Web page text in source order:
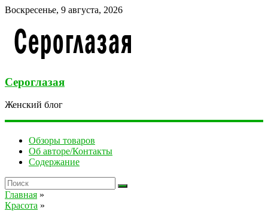
Воскресенье, 9 августа, 2026
Сероглазая
Женский блог
Обзоры товаров
Об авторе/Контакты
Содержание
Главная »
Красота »